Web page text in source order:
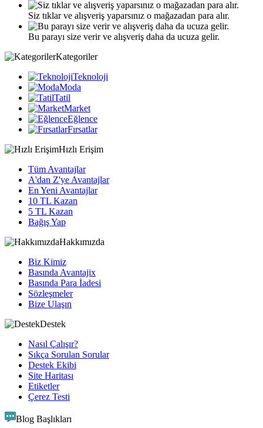
Siz tıklar ve alışveriş yaparsınız o mağazadan para alır.
Bu parayı size verir ve alışveriş daha da ucuza gelir.
Kategoriler
Teknoloji
Moda
Tatil
Market
Eğlence
Fırsatlar
Hızlı Erişim
Tüm Avantajlar
A'dan Z'ye Avantajlar
En Yeni Avantajlar
10 TL Kazan
5 TL Kazan
Bağış Yap
Hakkımızda
Biz Kimiz
Basında Avantajix
Basında Para İadesi
Sözleşmeler
Bize Ulaşın
Destek
Nasıl Çalışır?
Sıkça Sorulan Sorular
Destek Ekibi
Site Haritası
Etiketler
Çerez Testi
Blog Başlıkları